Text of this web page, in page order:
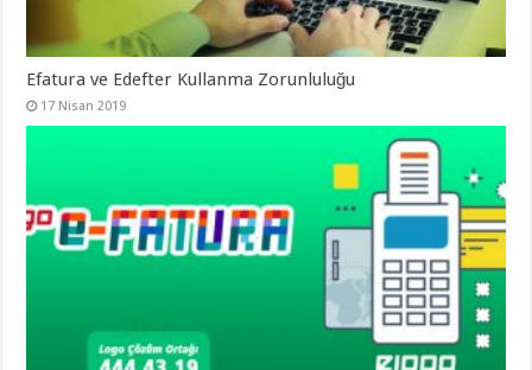
Efatura ve Edefter Kullanma Zorunluluğu
17 Nisan 2019